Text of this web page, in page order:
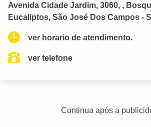
Avenida Cidade Jardim, 3060, ,
Eucaliptos, São José Dos Campos -
ver horario de atendimento.
ver telefone
Continua após a